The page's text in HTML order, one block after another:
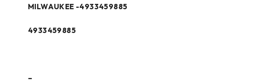
MILWAUKEE -4933459885
4933459885
–